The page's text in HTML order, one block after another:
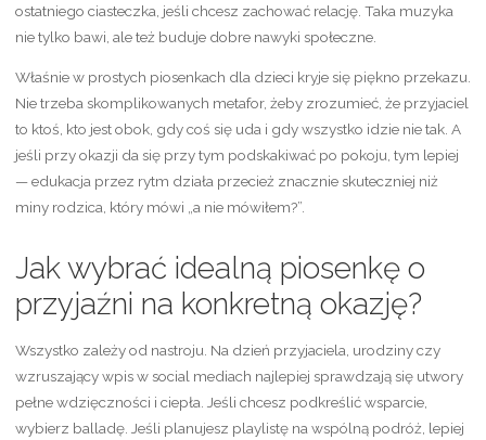
ostatniego ciasteczka, jeśli chcesz zachować relację. Taka muzyka
nie tylko bawi, ale też buduje dobre nawyki społeczne.
Właśnie w prostych piosenkach dla dzieci kryje się piękno przekazu.
Nie trzeba skomplikowanych metafor, żeby zrozumieć, że przyjaciel
to ktoś, kto jest obok, gdy coś się uda i gdy wszystko idzie nie tak. A
jeśli przy okazji da się przy tym podskakiwać po pokoju, tym lepiej
— edukacja przez rytm działa przecież znacznie skuteczniej niż
miny rodzica, który mówi „a nie mówiłem?”.
Jak wybrać idealną piosenkę o
przyjaźni na konkretną okazję?
Wszystko zależy od nastroju. Na dzień przyjaciela, urodziny czy
wzruszający wpis w social mediach najlepiej sprawdzają się utwory
pełne wdzięczności i ciepła. Jeśli chcesz podkreślić wsparcie,
wybierz balladę. Jeśli planujesz playlistę na wspólną podróż, lepiej